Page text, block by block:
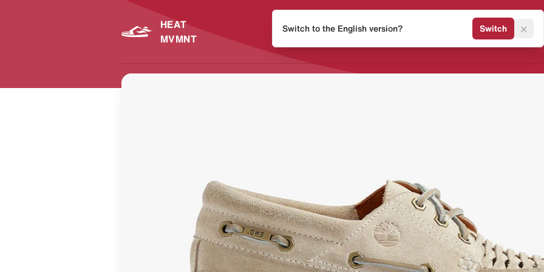
HEAT
MVMNT
Release Kalender Sneaker
Switch to the English version? Switch ×